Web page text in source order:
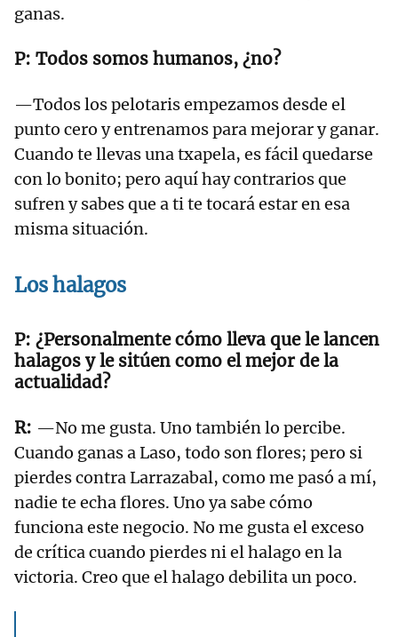
ganas.
Todos somos humanos, ¿no?
—Todos los pelotaris empezamos desde el
punto cero y entrenamos para mejorar y ganar.
Cuando te llevas una txapela, es fácil quedarse
con lo bonito; pero aquí hay contrarios que
sufren y sabes que a ti te tocará estar en esa
misma situación.
Los halagos
¿Personalmente cómo lleva que le lancen
halagos y le sitúen como el mejor de la
actualidad?
—No me gusta. Uno también lo percibe.
Cuando ganas a Laso, todo son flores; pero si
pierdes contra Larrazabal, como me pasó a mí,
nadie te echa flores. Uno ya sabe cómo
funciona este negocio. No me gusta el exceso
de crítica cuando pierdes ni el halago en la
victoria. Creo que el halago debilita un poco.